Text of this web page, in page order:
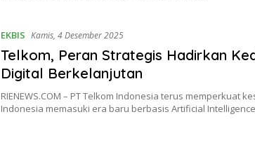
EKBIS Kamis, 4 Desember 2025
Telkom, Peran Strategis Hadirkan
Digital Berkelanjutan
RIENEWS.COM – PT Telkom Indonesia terus memperkuat
Indonesia memasuki era baru berbasis Artificial